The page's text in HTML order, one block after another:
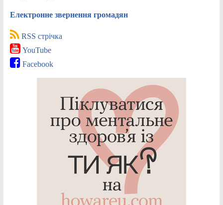
Електронне звернення громадян
RSS стрічка
YouTube
Facebook